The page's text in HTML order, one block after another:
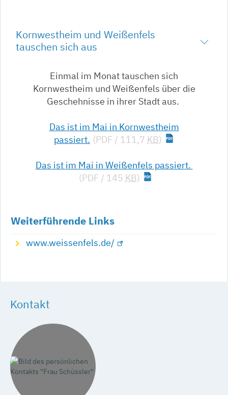
Kornwestheim und Weißenfels
tauschen sich aus
Einmal im Monat tauschen sich
Kornwestheim und Weißenfels über die
Geschehnisse in ihrer Stadt aus.
Das ist im Mai in Kornwestheim
passiert. (PDF / 111,7 KB)
Das ist im Mai in Weißenfels passiert.
(PDF / 145 KB)
Weiterführende Links
www.weissenfels.de/
Kontakt